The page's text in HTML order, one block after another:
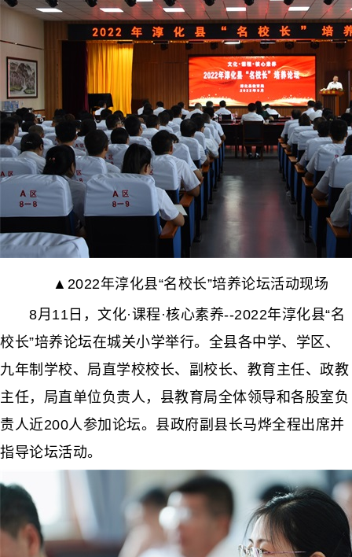
▲2022年淳化县“名校长”培养论坛活动现场
8月11日，文化·课程·核心素养--2022年淳化县“名
校长”培养论坛在城关小学举行。全县各中学、学区、
九年制学校、局直学校校长、副校长、教育主任、政教
主任，局直单位负责人，县教育局全体领导和各股室负
责人近200人参加论坛。县政府副县长马烨全程出席并
指导论坛活动。